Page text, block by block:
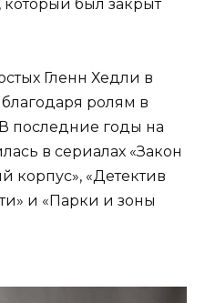
который был закрыт
Гленн Хедли в
ролям в
последние годы на
в сериалах «Закон
корпус», «Детектив
и «Парки и зоны